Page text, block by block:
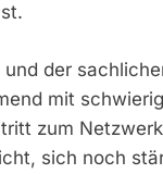
der
mit
zum
sich noch